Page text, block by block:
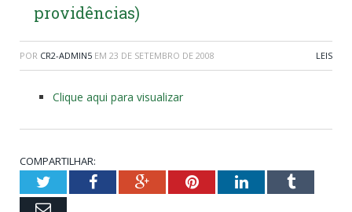
providências)
POR CR2-ADMIN5 EM 23 DE SETEMBRO DE 2008 LEIS
Clique aqui para visualizar
COMPARTILHAR:
TwitterFacebookGoogle+PinterestLinkedInTumblr
Email